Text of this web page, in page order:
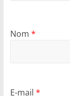
Nom *
E-mail *